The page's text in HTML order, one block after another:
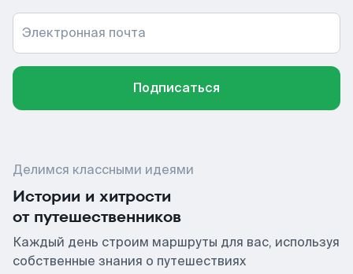
Электронная почта
Подписаться
Делимся классными идеями
Истории и хитрости
от путешественников
Каждый день строим маршруты для вас, используя
собственные знания о путешествиях